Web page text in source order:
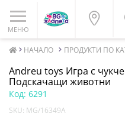
МЕНЮ
НАЧАЛО ПРОДУКТИ ПО
Andreu toys Игра с чукче
Подскачащи животни
Код: 6291
SKU: MG/16349A